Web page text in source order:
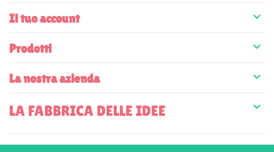
Il tuo account 
Prodotti 
La nostra azienda 
LA FABBRICA DELLE IDEE 